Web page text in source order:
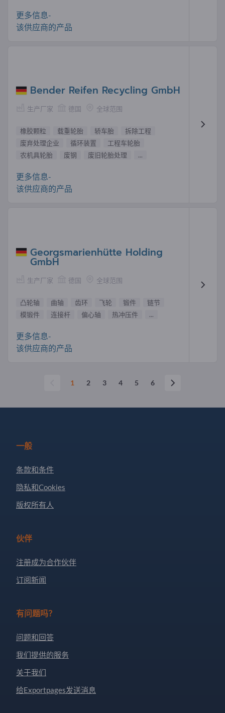
更多信息-
该供应商的产品
Bender Reifen Recycling GmbH
生产厂家 德国 全球范围
橡胶颗粒 载重轮胎 轿车胎
拆除工程
废弃处理企业
循环装置
工程车轮胎
农机具轮胎
废钢 废旧轮胎处理 ...
更多信息-
该供应商的产品
Georgsmarienhütte Holding
GmbH
生产厂家 德国 全球范围
凸轮轴 曲轴 齿环 飞轮 锻件
链节
模锻件
连接杆 偏心轴 热冲压件 ...
更多信息-
该供应商的产品
1 2 3 4 5 6
一般
条款和条件
隐私和Cookies
版权所有人
伙伴
注册成为合作伙伴
订阅新闻
有问题吗？
问题和回答
我们提供的服务
关于我们
给Exportpages发送消息